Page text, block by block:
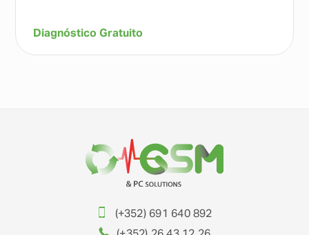
Diagnóstico Gratuito
(+352) 691 640 892